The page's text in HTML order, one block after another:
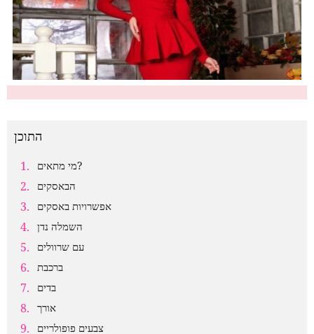
התוכן
מי מתאים?
הבאסקים
אפשרויות באסקים
השמלה נדן
עם שרוולים
ברכבת
בדים
אורך
צבעים פופולריים